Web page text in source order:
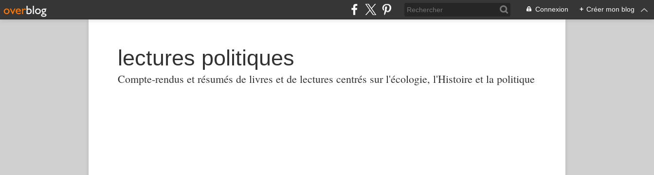
Connexion + Créer mon blog
lectures politiques
Compte-rendus et résumés de livres et de lectures centrés sur l'écologie, l'Histoire et la politique